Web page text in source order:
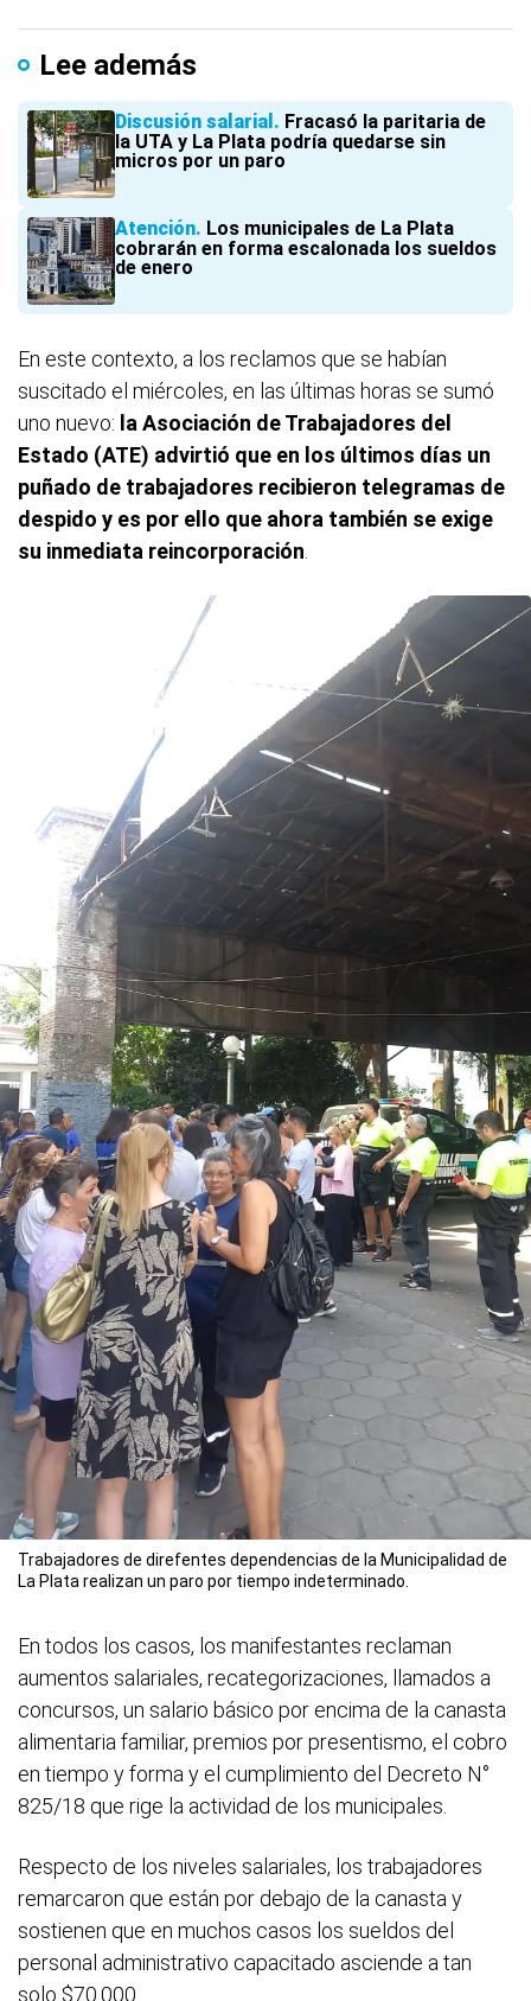
Lee además
Discusión salarial
Fracasó la paritaria de
la UTA y La Plata podría quedarse sin
micros por un paro
Atención Los municipales de La Plata
cobrarán en forma escalonada los sueldos
de enero
En este contexto, a los reclamos que se habían
suscitado el miércoles, en las últimas horas se sumó
uno nuevo: la Asociación de Trabajadores del
Estado (ATE) advirtió que en los últimos días un
puñado de trabajadores recibieron telegramas de
despido y es por ello que ahora también se exige
su inmediata reincorporación
Trabajadores de direfentes dependencias de la Municipalidad de
La Plata realizan un paro por tiempo indeterminado.
En todos los casos, los manifestantes reclaman
aumentos salariales, recategorizaciones, llamados a
concursos, un salario básico por encima de la canasta
alimentaria familiar, premios por presentismo, el cobro
en tiempo y forma y el cumplimiento del Decreto N°
825/18 que rige la actividad de los municipales.
Respecto de los niveles salariales, los trabajadores
remarcaron que están por debajo de la canasta y
sostienen que en muchos casos los sueldos del
personal administrativo capacitado asciende a tan
solo $70.000.